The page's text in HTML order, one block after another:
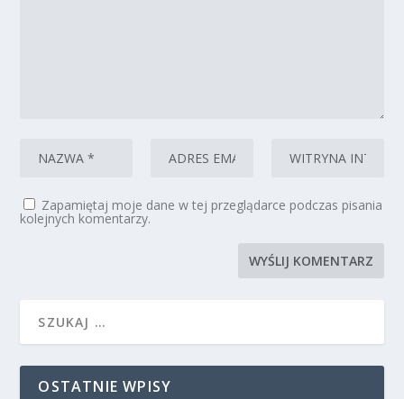
Zapamiętaj moje dane w tej przeglądarce podczas pisania
kolejnych komentarzy.
OSTATNIE WPISY